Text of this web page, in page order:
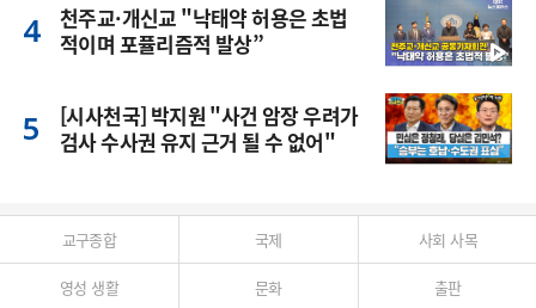
천주교·개신교 "낙태약 허용은 초법
적이며 포퓰리즘적 발상”
[시사천국] 박지원 "사건 암장 우려가
검사 수사권 유지 근거 될 수 없어"
교구종합 국제 사회 사목
영성 생활 문화 출판